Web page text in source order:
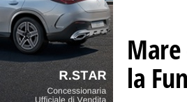
la